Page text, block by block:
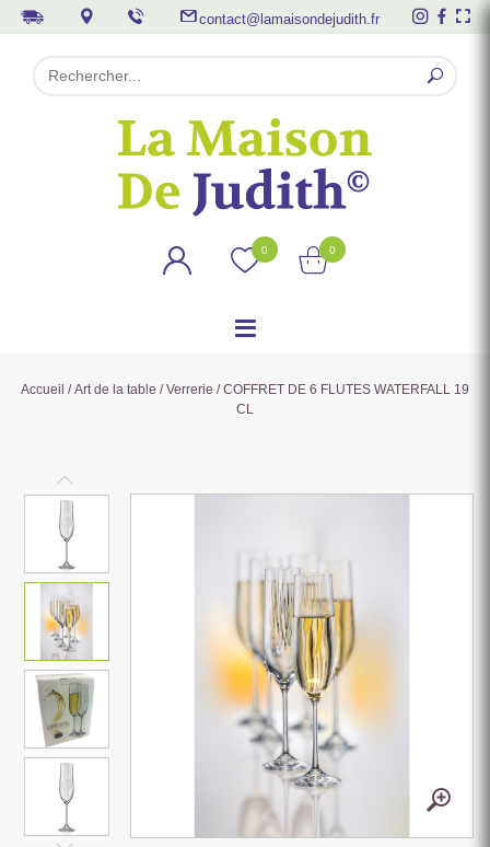
contact@lamaisondejudith.fr
0 0
Accueil /Art de la table /Verrerie / COFFRET DE 6 FLUTES WATERFALL 19
CL